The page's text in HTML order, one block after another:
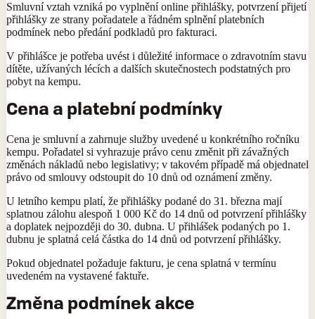
Smluvní vztah vzniká po vyplnění online přihlášky, potvrzení přijetí
přihlášky ze strany pořadatele a řádném splnění platebních
podmínek nebo předání podkladů pro fakturaci.
V přihlášce je potřeba uvést i důležité informace o zdravotním stavu
dítěte, užívaných lécích a dalších skutečnostech podstatných pro
pobyt na kempu.
Cena a platební podmínky
Cena je smluvní a zahrnuje služby uvedené u konkrétního ročníku
kempu. Pořadatel si vyhrazuje právo cenu změnit při závažných
změnách nákladů nebo legislativy; v takovém případě má objednatel
právo od smlouvy odstoupit do 10 dnů od oznámení změny.
U letního kempu platí, že přihlášky podané do 31. března mají
splatnou zálohu alespoň 1 000 Kč do 14 dnů od potvrzení přihlášky
a doplatek nejpozději do 30. dubna. U přihlášek podaných po 1.
dubnu je splatná celá částka do 14 dnů od potvrzení přihlášky.
Pokud objednatel požaduje fakturu, je cena splatná v termínu
uvedeném na vystavené faktuře.
Změna podmínek akce